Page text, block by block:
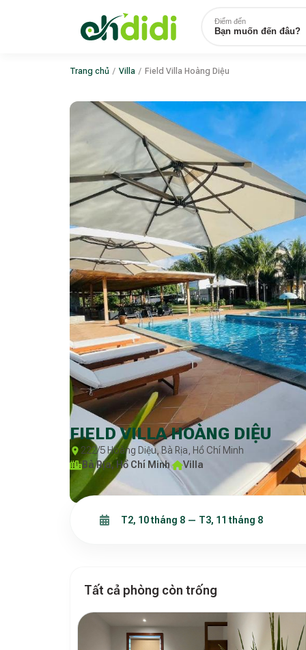
Điểm đến
Bạn muốn đến đâu?
Trang chủ / Villa / Field Villa Hoàng Diệu
FIELD VILLA HOÀNG DIỆU
222/5 Hoàng Diệu, Bà Rịa, Hồ Chí Minh
Bà Rịa, Hồ Chí Minh· Villa
Tất cả phòng còn trống